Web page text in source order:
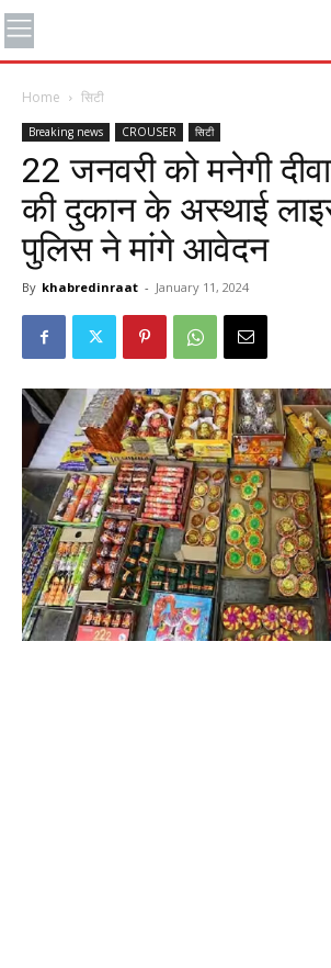
Home सिटी
Breaking news CROUSER सिटी
22 जनवरी को मनेगी
की दुकान के अस्थाई
पुलिस ने मांगे आवेदन
By khabredinraat - January 11, 2024